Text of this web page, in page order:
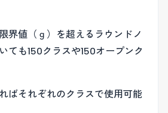
界値（ｇ）を超えるラウンドノ
ても150クラスや150オープンク
ばそれぞれのクラスで使用可能